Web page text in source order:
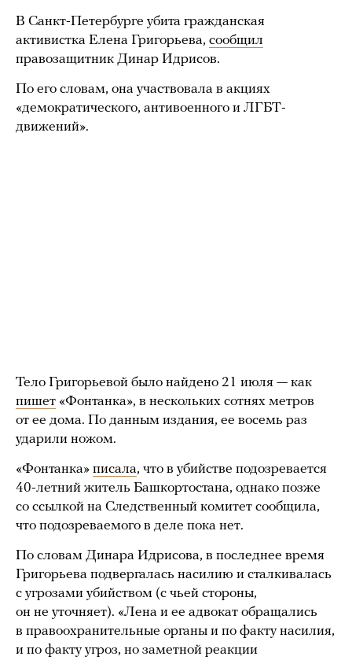
В Санкт-Петербурге убита гражданская
активистка Елена Григорьева, сообщил
правозащитник Динар Идрисов.
По его словам, она участвовала в акциях
«демократического, антивоенного и ЛГБТ-
движений».
Тело Григорьевой было найдено 21 июля — как
пишет «Фонтанка», в нескольких сотнях метров
от ее дома. По данным издания, ее восемь раз
ударили ножом.
«Фонтанка» писала, что в убийстве подозревается
40-летний житель Башкортостана, однако позже
со ссылкой на Следственный комитет сообщила,
что подозреваемого в деле пока нет.
По словам Динара Идрисова, в последнее время
Григорьева подвергалась насилию и сталкивалась
с угрозами убийством (с чьей стороны,
он не уточняет). «Лена и ее адвокат обращались
в правоохранительные органы и по факту насилия,
и по факту угроз, но заметной реакции